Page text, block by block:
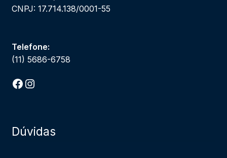
CNPJ: 17.714.138/0001-55
Telefone:
(11) 5686-6758
Facebook
Instagram
Dúvidas